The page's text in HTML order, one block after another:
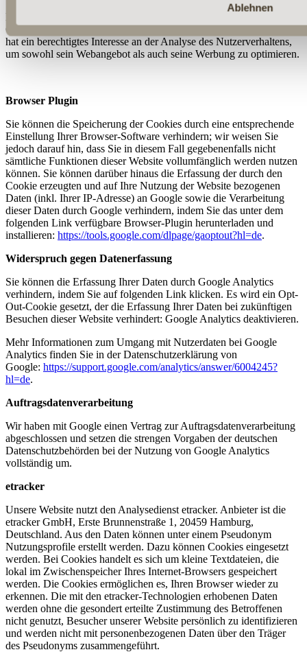
Ablehnen
Die Speicherung von Google-Analytics-Cookies erfolgt auf
Grundlage von Art. 6 Abs. 1 lit. f DSGVO. Der Websitebetreiber
hat ein berechtigtes Interesse an der Analyse des Nutzerverhaltens,
um sowohl sein Webangebot als auch seine Werbung zu optimieren.
Browser Plugin
Sie können die Speicherung der Cookies durch eine entsprechende
Einstellung Ihrer Browser-Software verhindern; wir weisen Sie
jedoch darauf hin, dass Sie in diesem Fall gegebenenfalls nicht
sämtliche Funktionen dieser Website vollumfänglich werden nutzen
können. Sie können darüber hinaus die Erfassung der durch den
Cookie erzeugten und auf Ihre Nutzung der Website bezogenen
Daten (inkl. Ihrer IP-Adresse) an Google sowie die Verarbeitung
dieser Daten durch Google verhindern, indem Sie das unter dem
folgenden Link verfügbare Browser-Plugin herunterladen und
installieren: https://tools.google.com/dlpage/gaoptout?hl=de.
Widerspruch gegen Datenerfassung
Sie können die Erfassung Ihrer Daten durch Google Analytics
verhindern, indem Sie auf folgenden Link klicken. Es wird ein Opt-
Out-Cookie gesetzt, der die Erfassung Ihrer Daten bei zukünftigen
Besuchen dieser Website verhindert: Google Analytics deaktivieren.
Mehr Informationen zum Umgang mit Nutzerdaten bei Google
Analytics finden Sie in der Datenschutzerklärung von
Google: https://support.google.com/analytics/answer/6004245?
hl=de.
Auftragsdatenverarbeitung
Wir haben mit Google einen Vertrag zur Auftragsdatenverarbeitung
abgeschlossen und setzen die strengen Vorgaben der deutschen
Datenschutzbehörden bei der Nutzung von Google Analytics
vollständig um.
etracker
Unsere Website nutzt den Analysedienst etracker. Anbieter ist die
etracker GmbH, Erste Brunnenstraße 1, 20459 Hamburg,
Deutschland. Aus den Daten können unter einem Pseudonym
Nutzungsprofile erstellt werden. Dazu können Cookies eingesetzt
werden. Bei Cookies handelt es sich um kleine Textdateien, die
lokal im Zwischenspeicher Ihres Internet-Browsers gespeichert
werden. Die Cookies ermöglichen es, Ihren Browser wieder zu
erkennen. Die mit den etracker-Technologien erhobenen Daten
werden ohne die gesondert erteilte Zustimmung des Betroffenen
nicht genutzt, Besucher unserer Website persönlich zu identifizieren
und werden nicht mit personenbezogenen Daten über den Träger
des Pseudonyms zusammengeführt.